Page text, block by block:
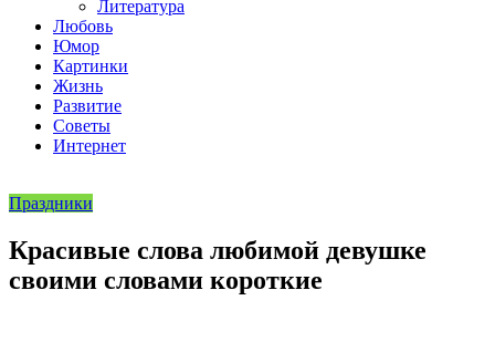
Литература
Любовь
Юмор
Картинки
Жизнь
Развитие
Советы
Интернет
Праздники
Красивые слова любимой девушке
своими словами короткие